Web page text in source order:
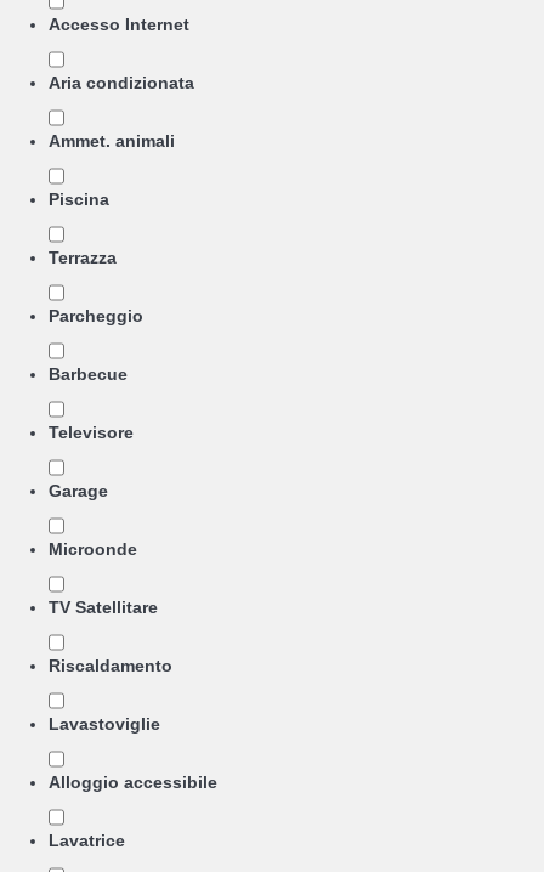
Accesso Internet
Aria condizionata
Ammet. animali
Piscina
Terrazza
Parcheggio
Barbecue
Televisore
Garage
Microonde
TV Satellitare
Riscaldamento
Lavastoviglie
Alloggio accessibile
Lavatrice